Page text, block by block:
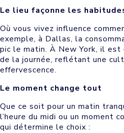
Le lieu façonne les
Où vous vivez influence
exemple, à Dallas, la
pic le matin. À New York, il est
de la journée, reflétant une
effervescence.
Le moment change tout
Que ce soit pour un matin
l’heure du midi ou un moment
qui détermine le choix :